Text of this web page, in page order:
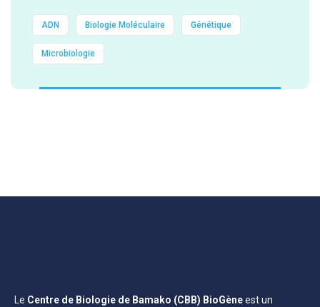
ADN Biologie Moléculaire Génétique
Microbiologie
Le Centre de Biologie de Bamako (CBB) BioGèneest un